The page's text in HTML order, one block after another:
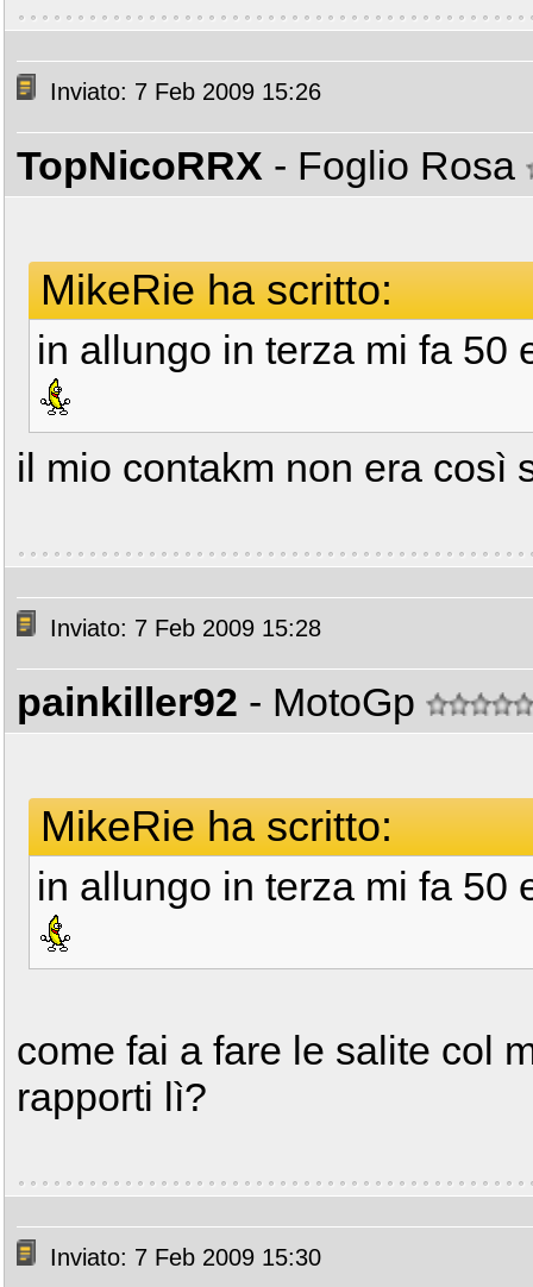
Inviato: 7 Feb 2009 15:26
TopNicoRRX - Foglio Rosa
MikeRie ha scritto:
in allungo in terza mi fa 50
il mio contakm non era così
Inviato: 7 Feb 2009 15:28
painkiller92 - MotoGp
MikeRie ha scritto:
in allungo in terza mi fa 50
come fai a fare le salite col
rapporti lì?
Inviato: 7 Feb 2009 15:30